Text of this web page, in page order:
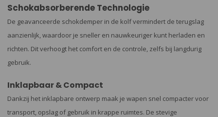
Schokabsorberende Technologie
De geavanceerde schokdemper in de kolf vermindert de terugslag
aanzienlijk, waardoor je sneller en nauwkeuriger kunt herladen en
richten. Dit verhoogt het comfort en de controle, zelfs bij langdurig
gebruik.
Inklapbaar & Compact
Dankzij het inklapbare ontwerp maak je wapen snel compacter voor
transport, opslag of gebruik in krappe ruimtes. De stevige